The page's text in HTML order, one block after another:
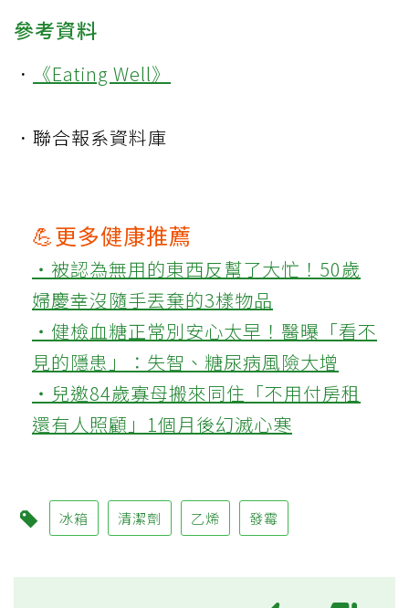
參考資料
． 《Eating Well》
．聯合報系資料庫
💪更多健康推薦
‧被認為無用的東西反幫了大忙！50歲
婦慶幸沒隨手丟棄的3樣物品
‧健檢血糖正常別安心太早！醫曝「看不
見的隱患」：失智、糖尿病風險大增
‧兒邀84歲寡母搬來同住「不用付房租
還有人照顧」1個月後幻滅心寒
冰箱 清潔劑 乙烯 發霉